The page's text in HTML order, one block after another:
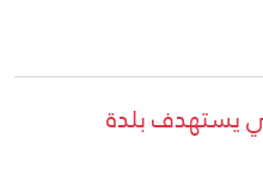
يستهدف بلدة